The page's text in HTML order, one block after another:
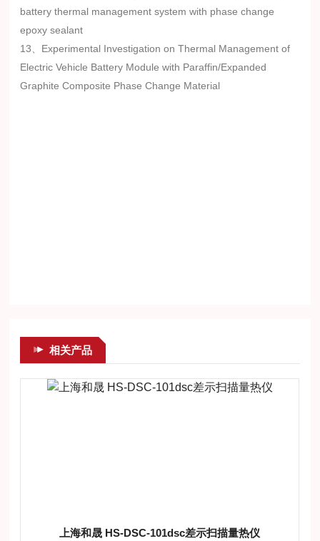
battery thermal management system with phase change
epoxy sealant
13、Experimental Investigation on Thermal Management of
Electric Vehicle Battery Module with Paraffin/Expanded
Graphite Composite Phase Change Material
相关产品
上海和晟 HS-DSC-101dsc差示扫描量热仪